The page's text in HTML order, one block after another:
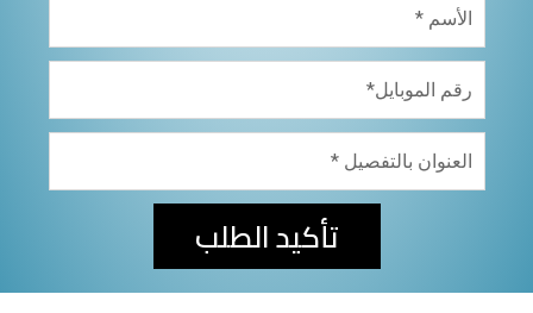
تأكيد الطلب